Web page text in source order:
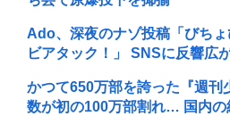
Ado、深夜のナゾ投稿「びち
ビアタック！」 SNSに反響広
かつて650万部を誇った『週刊
数が初の100万部割れ… 国内の